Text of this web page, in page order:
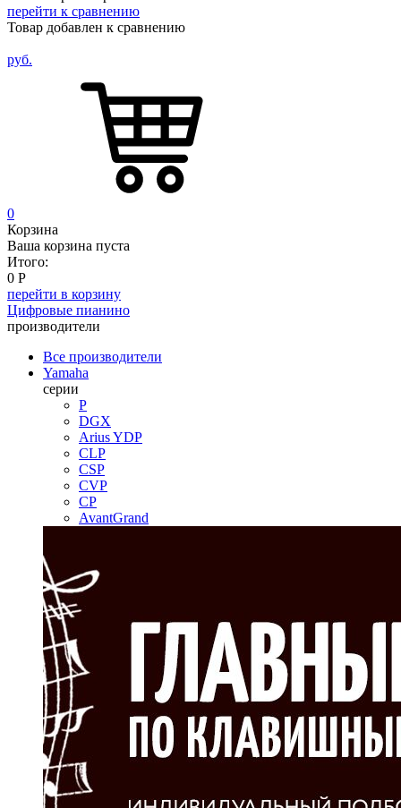
перейти к сравнению
Товар добавлен к сравнению
руб.
0
Корзина
Ваша корзина пуста
Итого:
0 Р
перейти в корзину
Цифровые пианино
производители
Все производители
Yamaha
серии
P
DGX
Arius YDP
CLP
CSP
CVP
CP
AvantGrand